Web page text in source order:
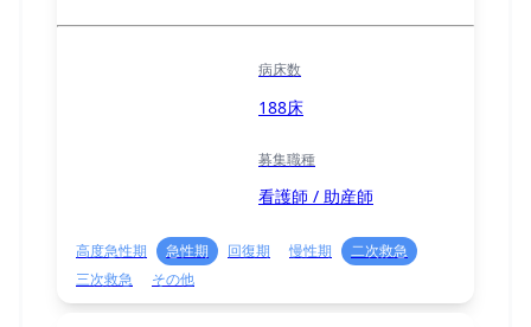
病床数
188床
募集職種
看護師 / 助産師
高度急性期 急性期 回復期 慢性期
二次救急
三次救急
その他